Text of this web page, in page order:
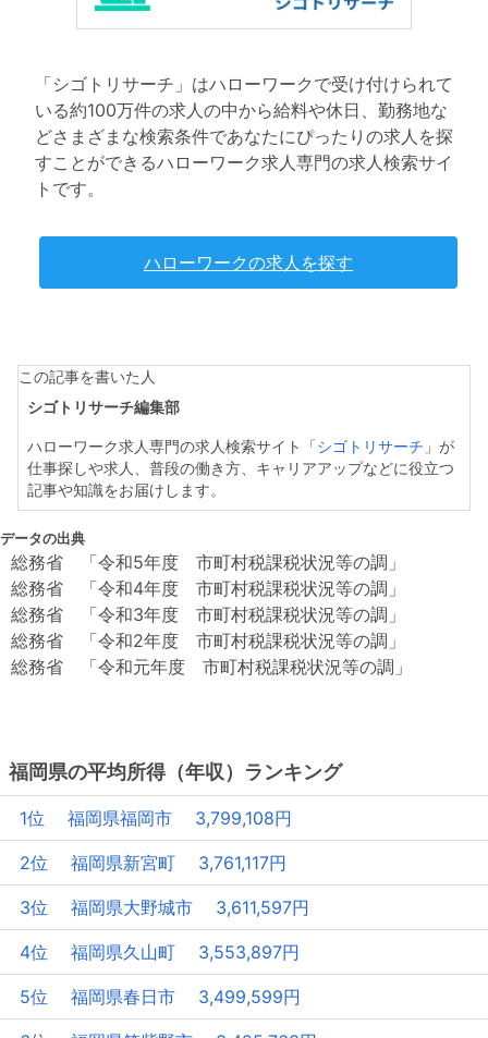
「シゴトリサーチ」はハローワークで受け付けられて
いる約100万件の求人の中から給料や休日、勤務地な
どさまざまな検索条件であなたにぴったりの求人を探
すことができるハローワーク求人専門の求人検索サイ
トです。
ハローワークの求人を探す
この記事を書いた人
シゴトリサーチ編集部
ハローワーク求人専門の求人検索サイト「 シゴトリサーチ 」が
仕事探しや求人、普段の働き方、キャリアアップなどに役立つ
記事や知識をお届けします。
データの出典
総務省 「令和5年度 市町村税課税状況等の調」
総務省 「令和4年度 市町村税課税状況等の調」
総務省 「令和3年度 市町村税課税状況等の調」
総務省 「令和2年度 市町村税課税状況等の調」
総務省 「令和元年度 市町村税課税状況等の調」
福岡県の平均所得（年収）ランキング
1位 福岡県福岡市 3,799,108円
2位 福岡県新宮町 3,761,117円
3位 福岡県大野城市 3,611,597円
4位 福岡県久山町 3,553,897円
5位 福岡県春日市 3,499,599円